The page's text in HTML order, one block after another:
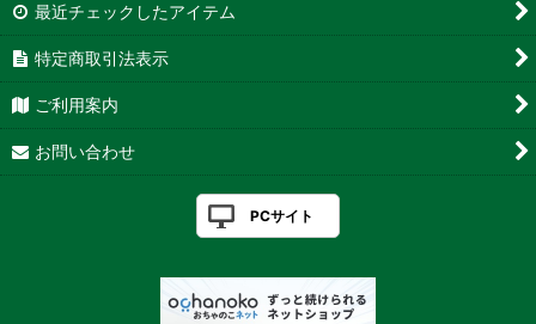
最近チェックしたアイテム
特定商取引法表示
ご利用案内
お問い合わせ
PCサイト